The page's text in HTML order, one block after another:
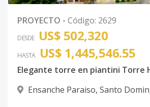
PROYECTO - Código: 2629
DESDE US$ 502,320
HASTA US$ 1,445,546.55
Elegante torre en piantini Torre
Ensanche Paraiso, Santo